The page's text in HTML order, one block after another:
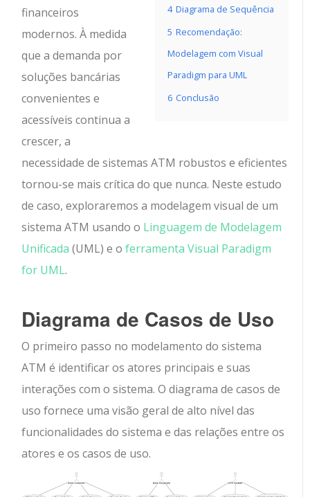
4 Diagrama de Sequência
5 Recomendação:
Modelagem com Visual
Paradigm para UML
6 Conclusão
financeiros
modernos. À medida
que a demanda por
soluções bancárias
convenientes e
acessíveis continua a
crescer, a
necessidade de sistemas ATM robustos e eficientes
tornou-se mais crítica do que nunca. Neste estudo
de caso, exploraremos a modelagem visual de um
sistema ATM usando o Linguagem de Modelagem
Unificada (UML) e oferramenta Visual Paradigm
for UML.
Diagrama de Casos de Uso
O primeiro passo no modelamento do sistema
ATM é identificar os atores principais e suas
interações com o sistema. O diagrama de casos de
uso fornece uma visão geral de alto nível das
funcionalidades do sistema e das relações entre os
atores e os casos de uso.